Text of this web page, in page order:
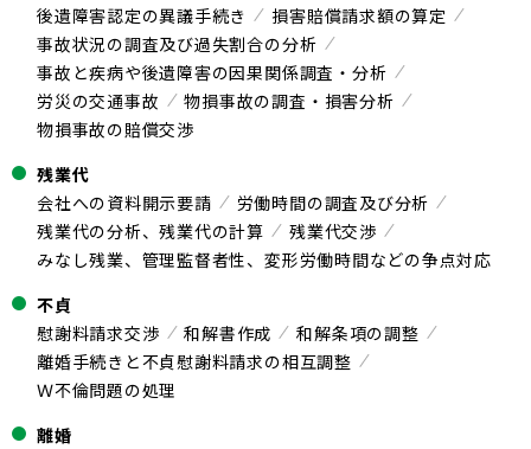
後遺障害認定の異議手続き
損害賠償請求額の算定
事故状況の調査及び過失割合の分析
事故と疾病や後遺障害の因果関係調査・分析
労災の交通事故
物損事故の調査・損害分析
物損事故の賠償交渉
残業代
会社への資料開示要請
労働時間の調査及び分析
残業代の分析、残業代の計算
残業代交渉
みなし残業、管理監督者性、変形労働時間などの争点対応
不貞
慰謝料請求交渉
和解書作成
和解条項の調整
離婚手続きと不貞慰謝料請求の相互調整
Ｗ不倫問題の処理
離婚